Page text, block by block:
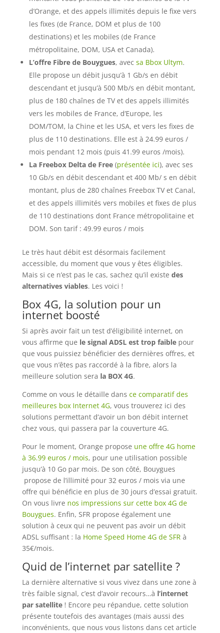
d’Orange, et des appels illimités depuis le fixe vers
les fixes (de France, DOM et plus de 100
destinations) et les mobiles (de France
métropolitaine, DOM, USA et Canada).
L’offre Fibre de Bouygues, avec sa Bbox Ultym.
Elle propose un débit jusqu’à 1 Gb/s en débit
descendant et jusqu’à 500 Mb/s en débit montant,
plus de 180 chaînes de TV et des appels illimités
vers les mobiles de France, d’Europe, les
DOM/TOM, la Chine et les USA, et vers les fixes de
plus de 110 destinations. Elle est à 24.99 euros /
mois pendant 12 mois (puis 41.99 euros /mois).
La Freebox Delta de Free(présentée ici), avec ses
10 Gb/s en débit descendant et 400 Mb/ s en débit
montant, plus de 280 chaînes Freebox TV et Canal,
et des appels illimités vers mobiles et fixes de plus
de 110 destinations dont France métropolitaine et
DOM. Son tarif : 49.99 euros / mois
Le très haut débit est désormais facilement
accessible, du moment que vous y êtes éligibles.
Mais si ce n’est pas le cas, sachez qu’il existe des
alternatives viables. Les voici !
Box 4G, la solution pour un
internet boosté
Si après avoir fait un test d’éligibilité internet, on
vous affirme que le signal ADSL est trop faiblepour
que vous puissiez bénéficier des dernières offres, et
que vous n’êtes pas raccordé à la fibre, alors la
meilleure solution sera la BOX 4G.
Comme on vous le détaille dans ce comparatif des
meilleures box Internet 4G, vous trouverez ici des
solutions permettant d’avoir un bon débit internet
chez vous, qui passera par la couverture 4G.
Pour le moment, Orange propose une offre 4G home
à 36.99 euros / mois, pour une utilisation possible
jusqu’à 10 Go par mois. De son côté, Bouygues
propose de l’illimité pour 32 euros / mois via une
offre qui bénéficie en plus de 30 jours d’essai gratuit.
On vous livre nos impressions sur cette box 4G de
Bouygues. Enfin, SFR propose également une
solution à ceux qui ne peuvent pas avoir un débit
ADSL suffisant : la Home Speed Home 4G de SFRà
35€/mois.
Quid de l’internet par satellite ?
La dernière alternative si vous vivez dans une zone à
très faible signal, c’est d’avoir recours…à l’internet
par satellite! Encore peu répandue, cette solution
présente toutefois des avantages (mais aussi des
inconvénients, que nous vous listons dans cet article